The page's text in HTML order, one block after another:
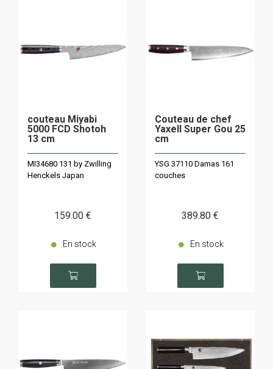
couteau Miyabi
5000 FCD Shotoh
13 cm
MI34680 131 by Zwilling
Henckels Japan
159.00 €
En stock
Couteau de chef
Yaxell Super Gou 25
cm
YSG 37110 Damas 161
couches
389.80 €
En stock